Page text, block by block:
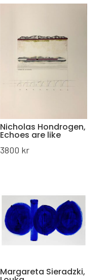
Nicholas Hondrogen,
Echoes are like
3800 kr
Margareta Sieradzki,